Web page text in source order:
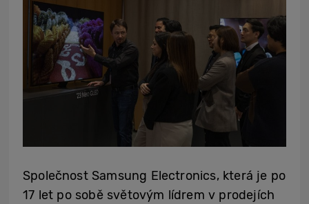
Společnost Samsung Electronics, která je po
17 let po sobě světovým lídrem v prodejích